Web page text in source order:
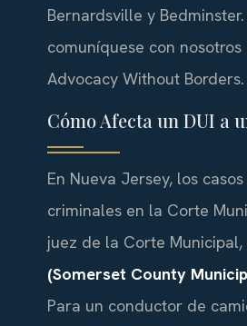
Bernardsville y
comuníquese con nosotros
Advocacy Without Borders.
Cómo Afecta un DUI a
En Nueva Jersey, los
criminales en la Corte
juez de la Corte
(Somerset County
Para un conductor de